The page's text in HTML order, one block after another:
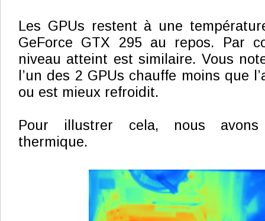
Les GPUs restent à une
GeForce GTX 295 au repos. Par
niveau atteint est similaire. Vous
l’un des 2 GPUs chauffe moins que
ou est mieux refroidit.
Pour illustrer cela, nous avons
thermique.